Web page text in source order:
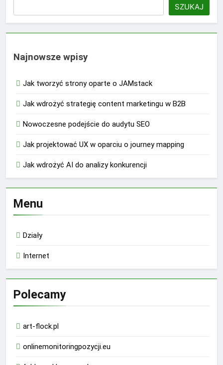
SZUKAJ
Najnowsze wpisy
Jak tworzyć strony oparte o JAMstack
Jak wdrożyć strategię content marketingu w B2B
Nowoczesne podejście do audytu SEO
Jak projektować UX w oparciu o journey mapping
Jak wdrożyć AI do analizy konkurencji
Menu
Działy
Internet
Polecamy
art-flock.pl
onlinemonitoringpozycji.eu